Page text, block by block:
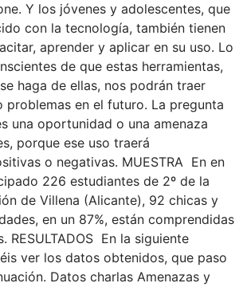
Y los jóvenes y adolescentes, que
con la tecnología, también tienen
aprender y aplicar en su uso. Lo
de que estas herramientas,
haga de ellas, nos podrán traer
problemas en el futuro. La pregunta
una oportunidad o una amenaza
porque ese uso traerá
o negativas. MUESTRA En en
226 estudiantes de 2º de la
de Villena (Alicante), 92 chicas y
en un 87%, están comprendidas
RESULTADOS En la siguiente
ver los datos obtenidos, que paso
Datos charlas Amenazas y